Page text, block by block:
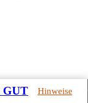
GUT Hinweise